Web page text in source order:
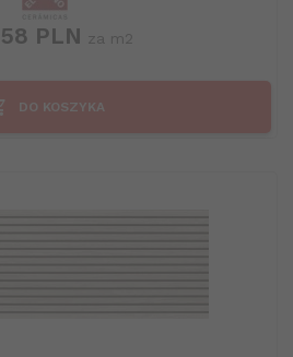
58 PLN za m2
DO KOSZYKA